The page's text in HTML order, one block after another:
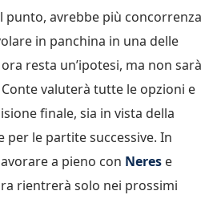
punto, avrebbe più concorrenza
in panchina in una delle
resta un’ipotesi, ma non sarà
valuterà tutte le opzioni e
finale, sia in vista della
per le partite successive. In
a pieno con Neres e
rientrerà solo nei prossimi